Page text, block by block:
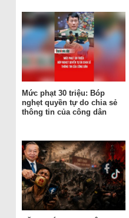
Mức phạt 30 triệu: Bóp
nghẹt quyền tự do chia sẻ
thông tin của công dân